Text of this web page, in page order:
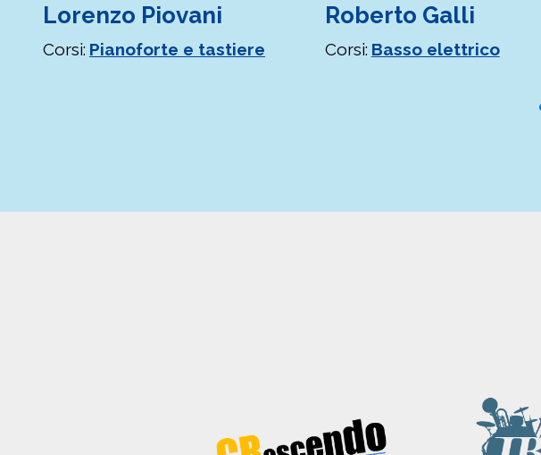
Lorenzo Piovani
Corsi: Pianoforte e tastiere
Roberto Galli
Corsi: Basso elettrico